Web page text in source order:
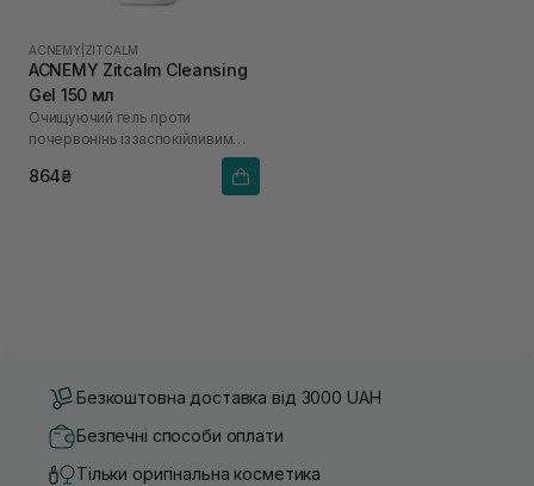
ACNEMY ZITCALM
ACNEMY Zitcalm Cleansing
Gel 150 мл
Очищуючий гель проти
почервонінь із заспокійливим
864₴
Безкоштовна доставка від 3000 UAH
Безпечні способи оплати
Тільки оригінальна косметика